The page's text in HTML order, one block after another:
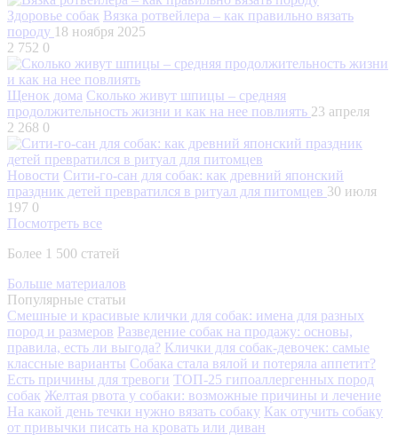
Здоровье собак Вязка ротвейлера – как правильно вязать
породу 18 ноября 2025
2 752 0
Щенок дома Сколько живут шпицы – средняя
продолжительность жизни и как на нее повлиять 23 апреля
2 268 0
Новости Сити-го-сан для собак: как древний японский
праздник детей превратился в ритуал для питомцев 30 июля
197 0
Посмотреть все
Более 1 500 статей
Больше материалов
Популярные статьи
Смешные и красивые клички для собак: имена для разных
пород и размеров Разведение собак на продажу: основы,
правила, есть ли выгода? Клички для собак-девочек: самые
классные варианты Собака стала вялой и потеряла аппетит?
Есть причины для тревоги ТОП-25 гипоаллергенных пород
собак Желтая рвота у собаки: возможные причины и лечение
На какой день течки нужно вязать собаку Как отучить собаку
от привычки писать на кровать или диван